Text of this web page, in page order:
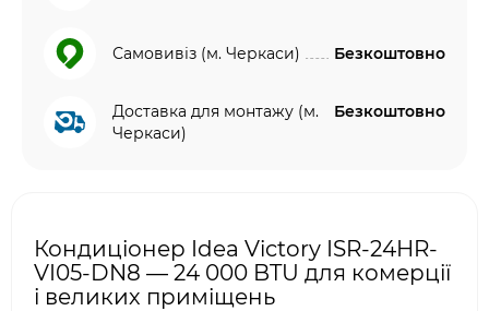
Самовивіз (м. Черкаси) Безкоштовно
Доставка для монтажу (м.
Черкаси)
Безкоштовно
Кондиціонер Idea Victory ISR-24HR-
VI05-DN8 — 24 000 BTU для комерції
і великих приміщень